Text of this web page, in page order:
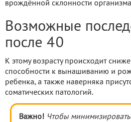
врождённой склонности
Возможные
после 40
К этому возрасту происходит
способности к вынашиванию и
ребенка, а также наверняка
соматических патологий.
Важно! Чтобы